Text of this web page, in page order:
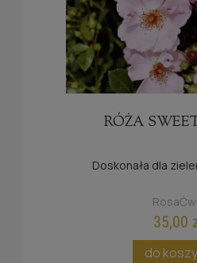
RÓŻA
Doskonała dla
35,00
do